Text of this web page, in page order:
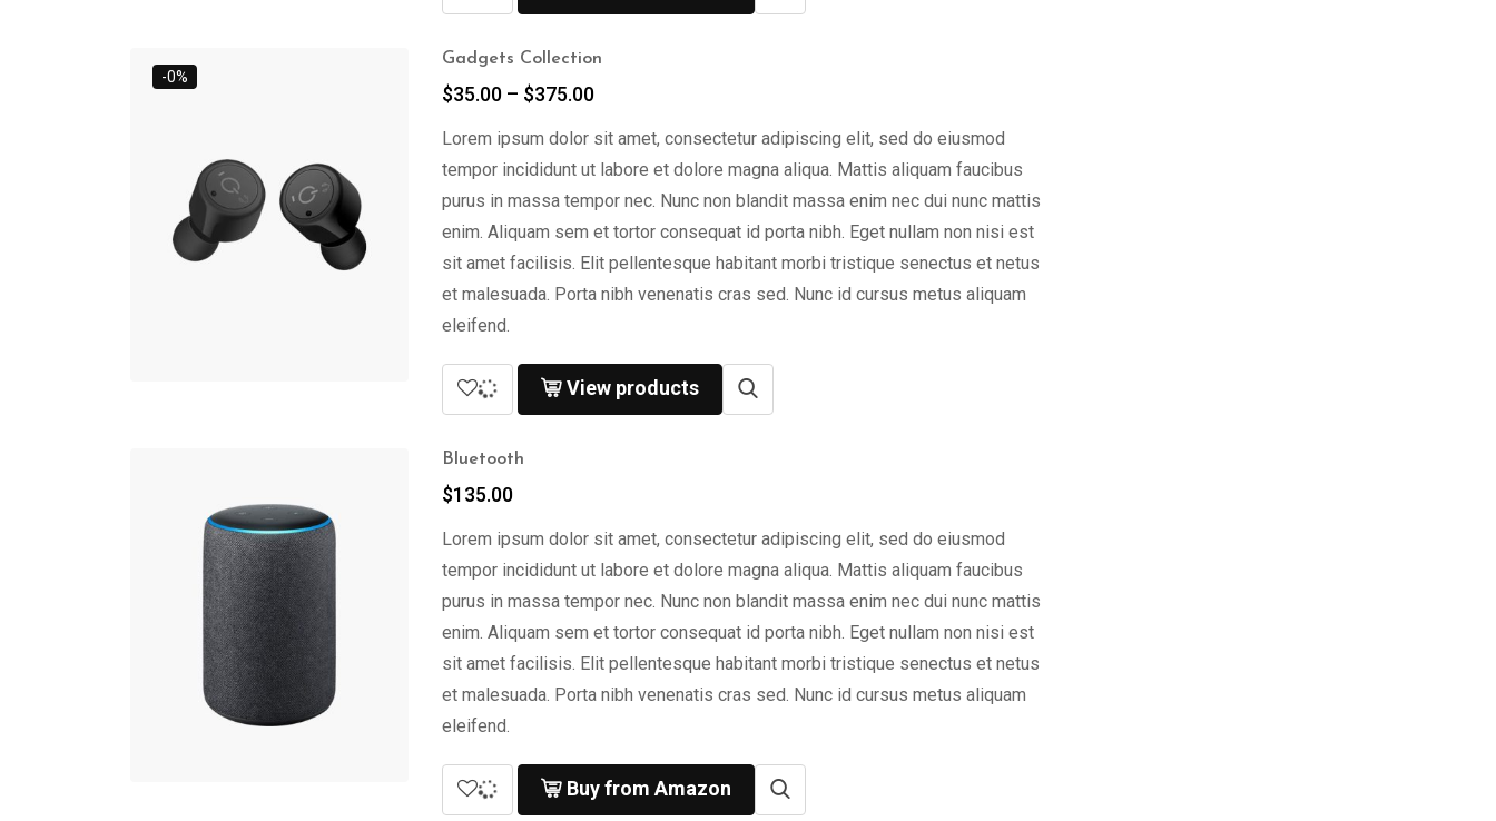
-0%
Gadgets Collection
$35.00 – $375.00
Lorem ipsum dolor sit amet, consectetur adipiscing elit, sed do eiusmod
tempor incididunt ut labore et dolore magna aliqua. Mattis aliquam faucibus
purus in massa tempor nec. Nunc non blandit massa enim nec dui nunc mattis
enim. Aliquam sem et tortor consequat id porta nibh. Eget nullam non nisi est
sit amet facilisis. Elit pellentesque habitant morbi tristique senectus et netus
et malesuada. Porta nibh venenatis cras sed. Nunc id cursus metus aliquam
eleifend.
View products
Bluetooth
$135.00
Lorem ipsum dolor sit amet, consectetur adipiscing elit, sed do eiusmod
tempor incididunt ut labore et dolore magna aliqua. Mattis aliquam faucibus
purus in massa tempor nec. Nunc non blandit massa enim nec dui nunc mattis
enim. Aliquam sem et tortor consequat id porta nibh. Eget nullam non nisi est
sit amet facilisis. Elit pellentesque habitant morbi tristique senectus et netus
et malesuada. Porta nibh venenatis cras sed. Nunc id cursus metus aliquam
eleifend.
Buy from Amazon